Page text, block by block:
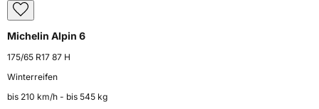
Michelin Alpin 6
175/65 R17 87 H
Winterreifen
bis 210 km⁠/⁠h - bis 545 kg